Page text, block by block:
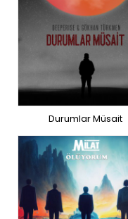
Durumlar Müsait